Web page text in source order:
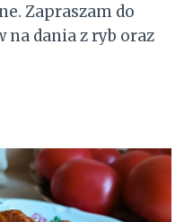
Zapraszam do
dania z ryb oraz